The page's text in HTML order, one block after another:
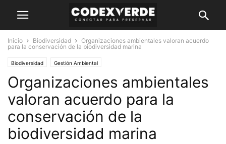
Inicio Biodiversidad
Organizaciones ambientales valoran acuerdo
para la conservación de la biodiversidad marina
Biodiversidad Gestión Ambiental
Organizaciones ambientales
valoran acuerdo para la
conservación de la
biodiversidad marina